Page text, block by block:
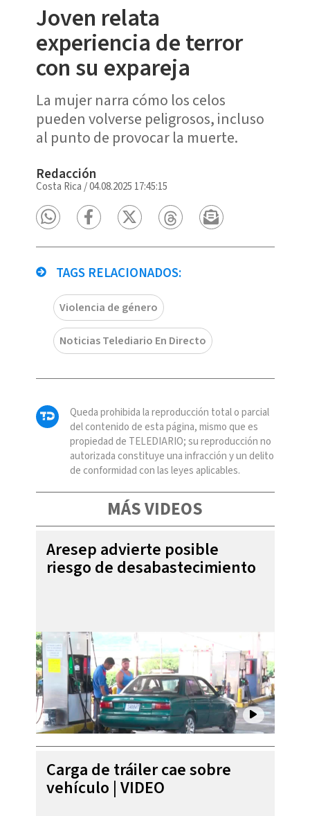
Joven relata
experiencia de terror
con su expareja
La mujer narra cómo los celos
pueden volverse peligrosos, incluso
al punto de provocar la muerte.
Redacción
Costa Rica /04.08.2025 17:45:15
TAGS RELACIONADOS:
Violencia de género
Noticias Telediario En Directo
Queda prohibida la reproducción total o parcial
del contenido de esta página, mismo que es
propiedad de TELEDIARIO; su reproducción no
autorizada constituye una infracción y un delito
de conformidad con las leyes aplicables.
MÁS VIDEOS
Aresep advierte posible
riesgo de desabastecimiento
Carga de tráiler cae sobre
vehículo | VIDEO